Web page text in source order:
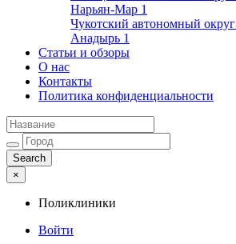
Нарьян-Мар 1
Чукотский автономный округ
Анадырь 1
Статьи и обзоры
О нас
Контакты
Политика конфиденциальности
×
Поликлиники
Войти